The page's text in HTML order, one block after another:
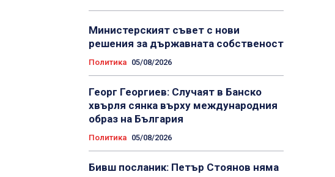
Министерският съвет с нови
решения за държавната собственост
Политика 05/08/2026
Георг Георгиев: Случаят в Банско
хвърля сянка върху международния
образ на България
Политика 05/08/2026
Бивш посланик: Петър Стоянов няма